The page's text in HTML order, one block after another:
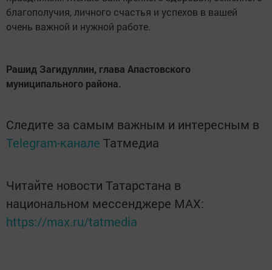
благополучия, личного счастья и успехов в вашей
очень важной и нужной работе.
Рашид Загидуллин, глава Апастовского
муниципального района.
Следите за самым важным и интересным в
Telegram-канале Татмедиа
Читайте новости Татарстана в
национальном мессенджере MАХ:
https://max.ru/tatmedia